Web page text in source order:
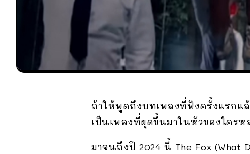
ถ้าให้พูดถึงบทเพลงที่ฟังครั้งแรกแล้
เป็นเพลงที่ผุดขึ้นมาในหัวของใคร
มาจนถึงปี 2024 นี้ The Fox (What